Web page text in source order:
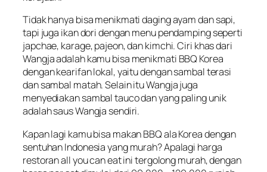
Tidak hanya bisa menikmati daging ayam dan sapi,
tapi juga ikan dori dengan menu pendamping seperti
japchae, karage, pajeon, dan kimchi. Ciri khas dari
Wangja adalah kamu bisa menikmati BBQ Korea
dengan kearifan lokal, yaitu dengan sambal terasi
dan sambal matah. Selain itu Wangja juga
menyediakan sambal tauco dan yang paling unik
adalah saus Wangja sendiri.
Kapan lagi kamu bisa makan BBQ ala Korea dengan
sentuhan Indonesia yang murah? Apalagi harga
restoran all you can eat ini tergolong murah, dengan